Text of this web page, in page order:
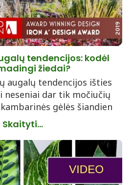
tendencijos: kodėl
žiedai?
augalų tendencijos išties
neseniai dar tik močiučių
gėlės šiandien
Skaityti...